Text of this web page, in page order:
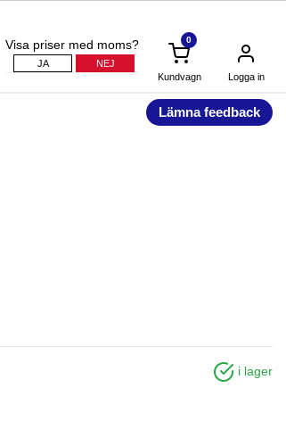
Visa priser med moms?
JA NEJ
0
Kundvagn Logga in
Lämna feedback
i lager